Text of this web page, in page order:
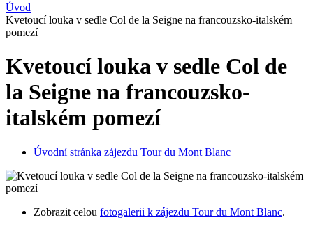
Úvod
Kvetoucí louka v sedle Col de la Seigne na francouzsko-italském
pomezí
Kvetoucí louka v sedle Col de
la Seigne na francouzsko-
italském pomezí
Úvodní stránka zájezdu Tour du Mont Blanc
Zobrazit celou fotogalerii k zájezdu Tour du Mont Blanc.